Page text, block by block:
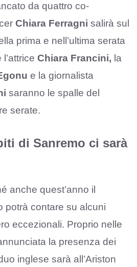
da quattro co-
Chiara Ferragni salirà sul
prima e nell’ultima serata
Chiara Francini, la
e la giornalista
saranno le spalle del
serate.
di Sanremo ci sarà
anche quest’anno il
potrà contare su alcuni
eccezionali. Proprio nelle
la presenza dei
inglese sarà all’Ariston